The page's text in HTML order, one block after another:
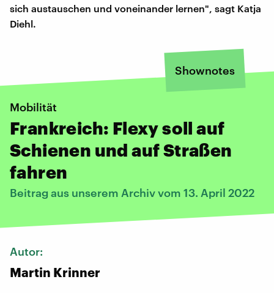
sich austauschen und voneinander lernen", sagt Katja
Diehl.
Shownotes
Mobilität
Frankreich: Flexy soll auf
Schienen und auf Straßen
fahren
Beitrag aus unserem Archiv vom 13. April 2022
Autor:
Martin Krinner